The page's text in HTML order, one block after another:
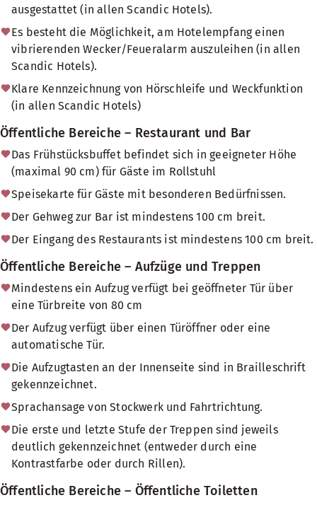
ausgestattet (in allen Scandic Hotels).
Es besteht die Möglichkeit, am Hotelempfang einen
vibrierenden Wecker/Feueralarm auszuleihen (in allen
Scandic Hotels).
Klare Kennzeichnung von Hörschleife und Weckfunktion
(in allen Scandic Hotels)
Öffentliche Bereiche – Restaurant und Bar
Das Frühstücksbuffet befindet sich in geeigneter Höhe
(maximal 90 cm) für Gäste im Rollstuhl
Speisekarte für Gäste mit besonderen Bedürfnissen.
Der Gehweg zur Bar ist mindestens 100 cm breit.
Der Eingang des Restaurants ist mindestens 100 cm breit.
Öffentliche Bereiche – Aufzüge und Treppen
Mindestens ein Aufzug verfügt bei geöffneter Tür über
eine Türbreite von 80 cm
Der Aufzug verfügt über einen Türöffner oder eine
automatische Tür.
Die Aufzugtasten an der Innenseite sind in Brailleschrift
gekennzeichnet.
Sprachansage von Stockwerk und Fahrtrichtung.
Die erste und letzte Stufe der Treppen sind jeweils
deutlich gekennzeichnet (entweder durch eine
Kontrastfarbe oder durch Rillen).
Öffentliche Bereiche – Öffentliche Toiletten